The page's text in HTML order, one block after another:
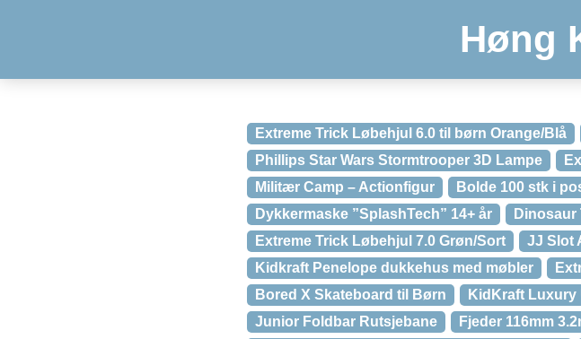
Høng
Extreme Trick Løbehjul 6.0 til børn Orange/Blå
Phillips Star Wars Stormtrooper 3D Lampe
Militær Camp – Actionfigur
Bolde 100 stk i
Dykkermaske ”SplashTech” 14+ år
Dinosaur
Extreme Trick Løbehjul 7.0 Grøn/Sort
JJ Slot
Kidkraft Penelope dukkehus med møbler
Bored X Skateboard til Børn
KidKraft Luxury
Junior Foldbar Rutsjebane
Fjeder 116mm